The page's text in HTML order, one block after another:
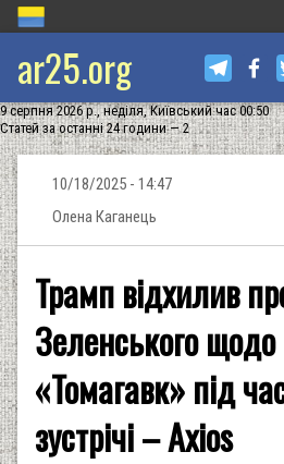
ar25.org
9 серпня 2026 р., неділя, Київський час 00:50
Статей за останні 24 години — 2
10/18/2025 - 14:47
Олена Каганець
Трамп відхилив
Зеленського щодо
«Томагавк» під
зустрічі – Axios